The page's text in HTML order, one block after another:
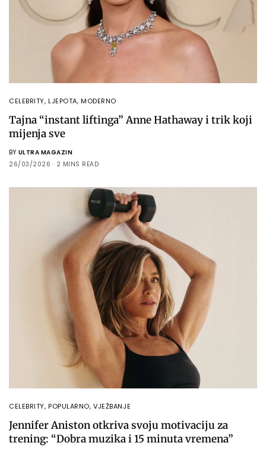
CELEBRITY,LJEPOTA,MODERNO
Tajna “instant liftinga” Anne Hathaway i trik koji
mijenja sve
BY ULTRA MAGAZIN
26/03/2026
2 MINS READ
CELEBRITY,POPULARNO,VJEŽBANJE
Jennifer Aniston otkriva svoju motivaciju za
trening: “Dobra muzika i 15 minuta vremena”